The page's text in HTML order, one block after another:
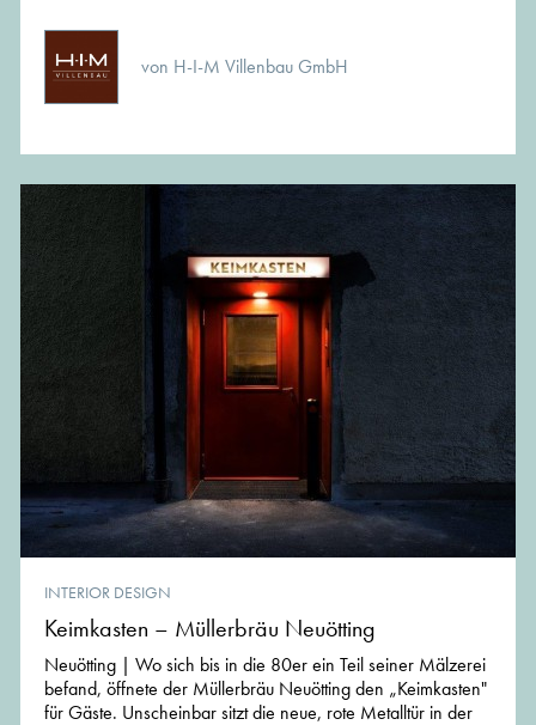
von H-I-M Villenbau GmbH
INTERIOR DESIGN
Keimkasten – Müllerbräu Neuötting
Neuötting | Wo sich bis in die 80er ein Teil seiner Mälzerei
befand, öffnete der Müllerbräu Neuötting den „Keimkasten"
für Gäste. Unscheinbar sitzt die neue, rote Metalltür in der